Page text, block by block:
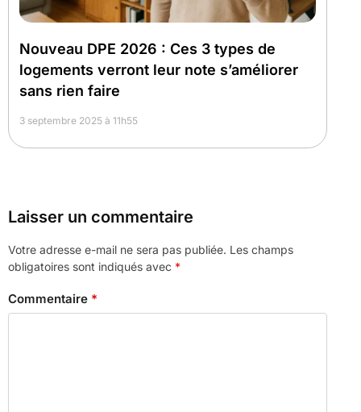
Nouveau DPE 2026 : Ces 3 types de
logements verront leur note s’améliorer
sans rien faire
3 septembre 2025 à 11h55
Laisser un commentaire
Votre adresse e-mail ne sera pas publiée. Les champs
obligatoires sont indiqués avec *
Commentaire *